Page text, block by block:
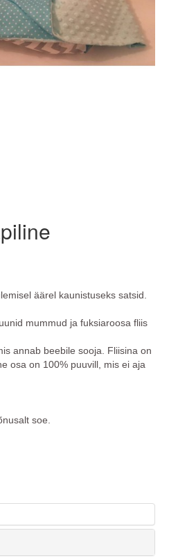
äärel kaunistuseks satsid.
mummud ja fuksiaroosa fliis
annab beebile sooja. Fliisina on
osa on 100% puuvill, mis ei aja
soe.